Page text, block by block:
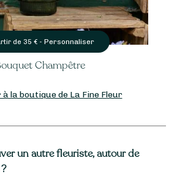
À partir de 25€ -Personnaliser
Bouquet de Lys
la boutique de La Fine Fleur
un autre fleuriste, autour de